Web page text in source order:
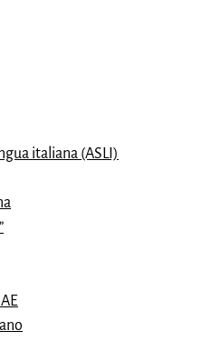
italiana (ASLI)